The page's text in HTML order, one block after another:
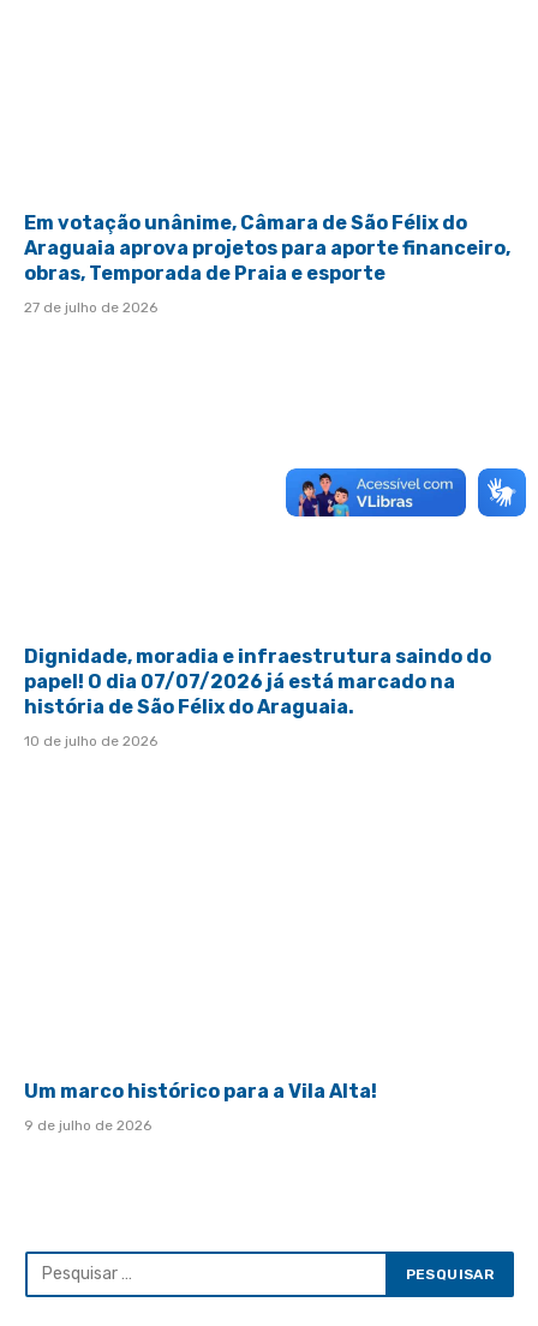
Em votação unânime, Câmara de São Félix do
Araguaia aprova projetos para aporte financeiro,
obras, Temporada de Praia e esporte
27 de julho de 2026
Dignidade, moradia e infraestrutura saindo do
papel! O dia 07/07/2026 já está marcado na
história de São Félix do Araguaia.
10 de julho de 2026
Um marco histórico para a Vila Alta!
9 de julho de 2026